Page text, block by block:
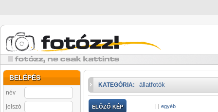
BELÉPÉS
név
jelszó
KATEGÓRIA: állatfotók
ELŐZŐ KÉP | | egyéb